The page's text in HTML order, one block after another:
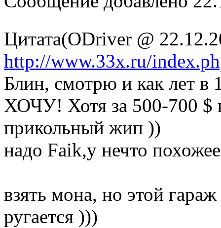
Цитата(ODriver @
http://www.33x.ru/
Блин, смотрю и как лет в
ХОЧУ! Хотя за 500-700 $
прикольный жип ))
надо Faik,у нечто
взять мона, но этой
ругается )))